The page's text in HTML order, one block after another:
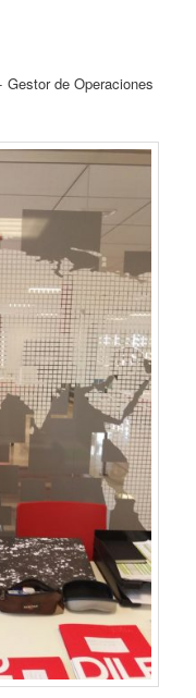
Gestor de Operaciones